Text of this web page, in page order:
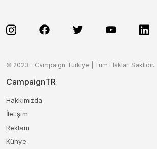
© 2023 - Campaign Türkiye | Tüm Hakları Saklıdır.
CampaignTR
Hakkımızda
İletişim
Reklam
Künye